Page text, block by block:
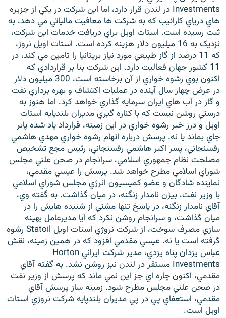
Investments در لندن قرار دارد، اما اين شرکت در يکي از جزيره
هاي درياي کارائيب که به شرکت ها معافيت مالياتي مي دهد، به
ثبت رسيده است. استات اويل براي دريافت خدمات اين شرکت،
نزديک به 16 ميليون دلار هزينه کرده است. استات اويل نروژ،
که 11 درصد از گاز طبيعي مورد نياز بريتانيا را تامين مي کند، در
11 کشور جهان فعاليت دارد. اين شرکت بنا بر قراردادي که
اکنون بوي رشوه خواري از آن برخاسته است، 300 ميليون دلار
در عرض چهار سال آينده در عمليات اکتشاف و بهره برداري نفت
و گاز در آب هاي ايران سرمايه گذاري خواهد کرد. اما هنوز به
درستي روشن نيست که با کناره گيري مديران بلندپايه استات
اويل و درز خبر رشوه خواري در اين زمينه، قرارداد ياد شده پابر
جاي بماند يا نه. پرسش درباره اتهام رشوه خواري مهدي هاشمي
رفسنجاني، پسر اکبر هاشمي رفسنجاني، رئيس مجع تشخيص
مصلحت نظام جمهوري اسلامي، سرانجام در صحن علني مجلس
شوراي اسلامي مطرح خواهد شد. پرسش را عيسي مقدمي،
نماينده شادگان و عضو کميسيون انرژي مجلس شوراي اسلامي
با وزير نفت، بيژن نامدار زنگنه، در ميان گذاشت. به گفته وي،
آقاي نامدار زنگنه، در پاسخ تنها مشتي از شنيده هايش را در
ميان گذاشت، و سرانجام روشن نکرد که آيا مديرعامل بهينه
سازي مصرف سوخت، از شرکت نروژي استات اويل Statoil رشوه
گرفته است يا نه. عيسي مقدمي افزود که در همين زمينه، نقش
عباس يزدان پناه يزدي، مدير شرکت ايراني Horton
Investments مستقر در لندن نيز روشن نشد. به گفته آقاي
مقدمي، اکنون چاره اي جز اين نمي ماند که پرسش از وزير نفت
در صحن علني مجلس مطرح شود. زمينه ساز پرسش آقاي
مقدمي، استعفاي پي در پي مديران بلندپايه شرکت نروژي استات
اويل است.